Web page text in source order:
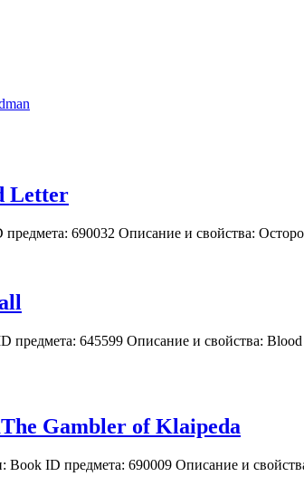
Letter
690032 Описание и свойства:
предмета: 645599 Описание и свойства:
The Gambler of Klaipeda
Book ID предмета: 690009 Описание и